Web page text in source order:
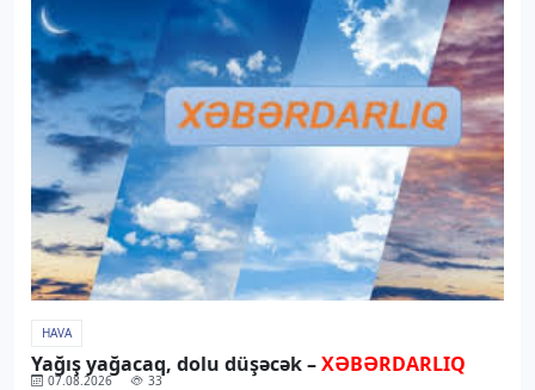
HAVA
Yağış yağacaq, dolu düşəcək –XƏBƏRDARLIQ
07.08.2026 33